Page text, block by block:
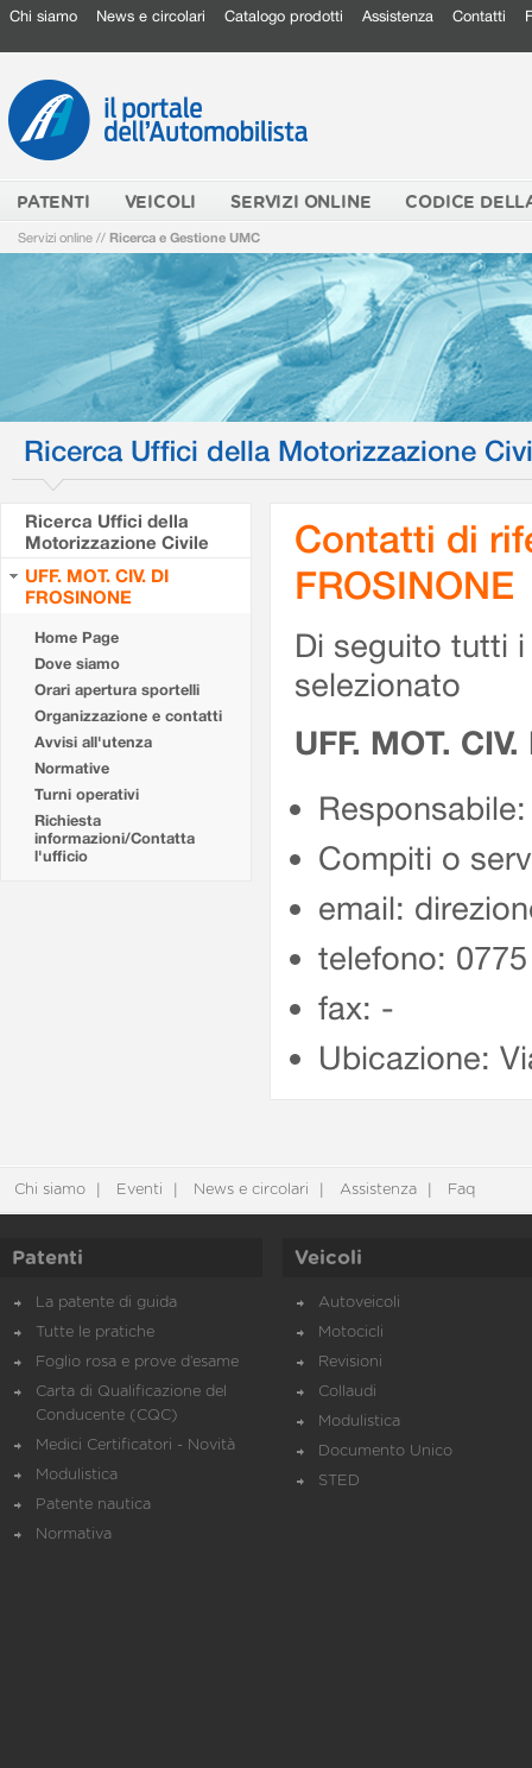
Chi siamo News e circolari Catalogo prodotti Assistenza Contatti
PATENTI VEICOLI SERVIZI ONLINE CODICE
Servizi online // Ricerca e Gestione UMC
Ricerca Uffici della Motorizzazione
Ricerca Uffici della
Motorizzazione Civile
UFF. MOT. CIV. DI
FROSINONE
Home Page
Dove siamo
Orari apertura sportelli
Organizzazione e contatti
Avvisi all'utenza
Normative
Turni operativi
Richiesta
informazioni/Contatta
l'ufficio
Contatti di
FROSINONE
Di seguito tutti
selezionato
UFF. MOT.
Compiti o
email:
telefono:
fax: -
Ubicazione:
Chi siamo Eventi News e circolari Assistenza Faq
Patenti
La patente di guida
Tutte le pratiche
Foglio rosa e prove d’esame
Carta di Qualificazione del
Conducente (CQC)
Medici Certificatori - Novità
Modulistica
Patente nautica
Normativa
Veicoli
Autoveicoli
Motocicli
Revisioni
Collaudi
Modulistica
Documento Unico
STED